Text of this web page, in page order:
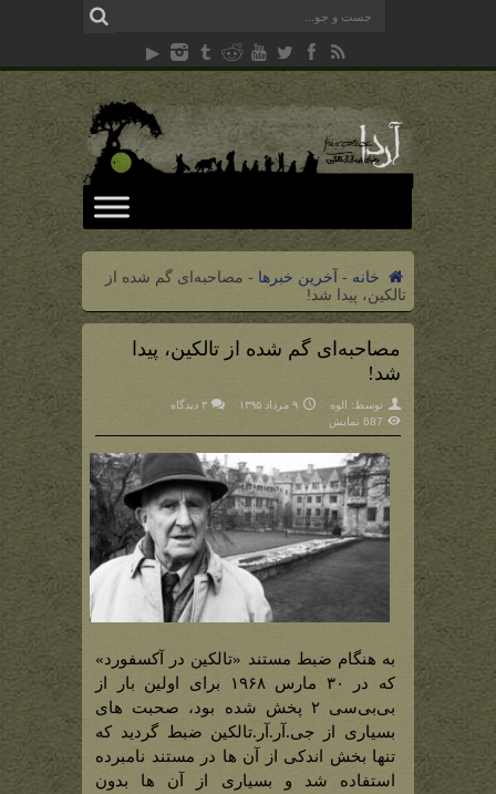
خانه - آخرین خبرها - مصاحبه‌ای گم شده از
تالکین، پیدا شد!
مصاحبه‌ای گم شده از تالکین، پیدا
شد!
توسط: الوه ۹ مرداد ۱۳۹۵
۳ دیدگاه
687 نمایش
به هنگام ضبط مستند «تالکین در آکسفورد»
که در ۳۰ مارس ۱۹۶۸ برای اولین بار از
بی‌بی‌سی ۲ پخش شده بود، صحبت های
بسیاری از جی.آر.آر.تالکین ضبط گردید که
تنها بخش اندکی از آن ها در مستند نامبرده
استفاده شد و بسیاری از آن ها بدون